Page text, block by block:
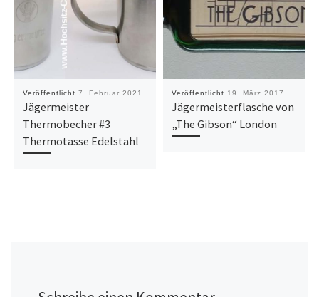
Veröffentlicht 7. Februar 2021
Jägermeister
Thermobecher #3
Thermotasse Edelstahl
Veröffentlicht 19. März 2017
Jägermeisterflasche von
„The Gibson“ London